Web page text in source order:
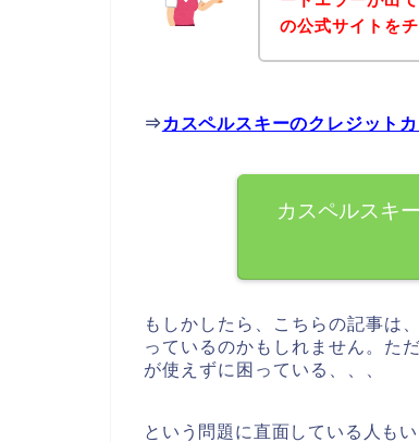
の公式サイトを
⇒ カスペルスキーのクレジット
カスペルスキ
もしかしたら、こちらの記事は
っているのかもしれません。た
が使えずに困っている、、、
という問題に直面している人も